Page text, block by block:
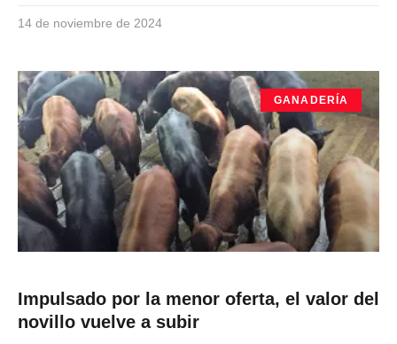
14 de noviembre de 2024
GANADERÍA
Impulsado por la menor oferta, el valor del
novillo vuelve a subir